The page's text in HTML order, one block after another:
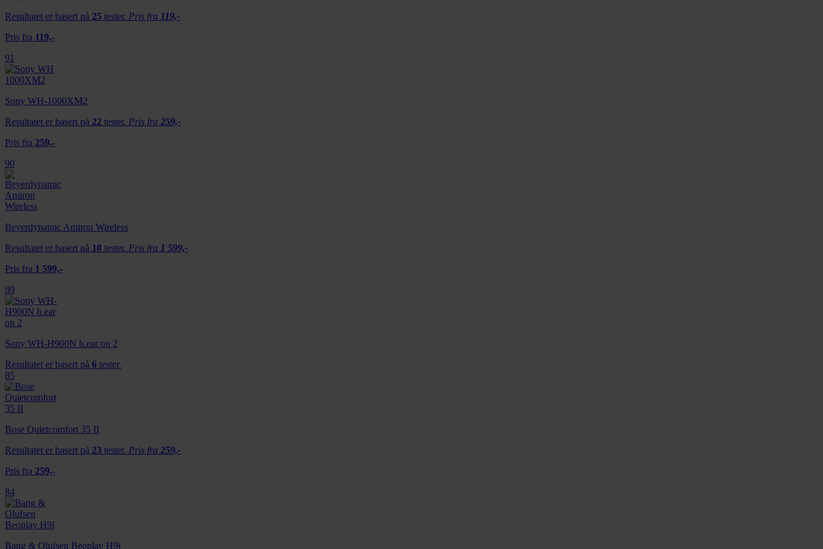
Resultatet er basert på 25 tester. Pris fra 119,-
Pris fra 119,-
91
Sony WH-1000XM2
Resultatet er basert på 22 tester. Pris fra 259,-
Pris fra 259,-
90
Beyerdynamic Amiron Wireless
Resultatet er basert på 10 tester. Pris fra 1 599,-
Pris fra 1 599,-
89
Sony WH-H900N h.ear on 2
Resultatet er basert på 6 tester.
85
Bose Quietcomfort 35 II
Resultatet er basert på 23 tester. Pris fra 259,-
Pris fra 259,-
84
Bang & Olufsen Beoplay H9i